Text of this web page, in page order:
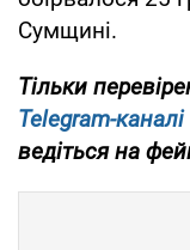
Сумщині.
Тільки
Telegram-каналі
ведіться на